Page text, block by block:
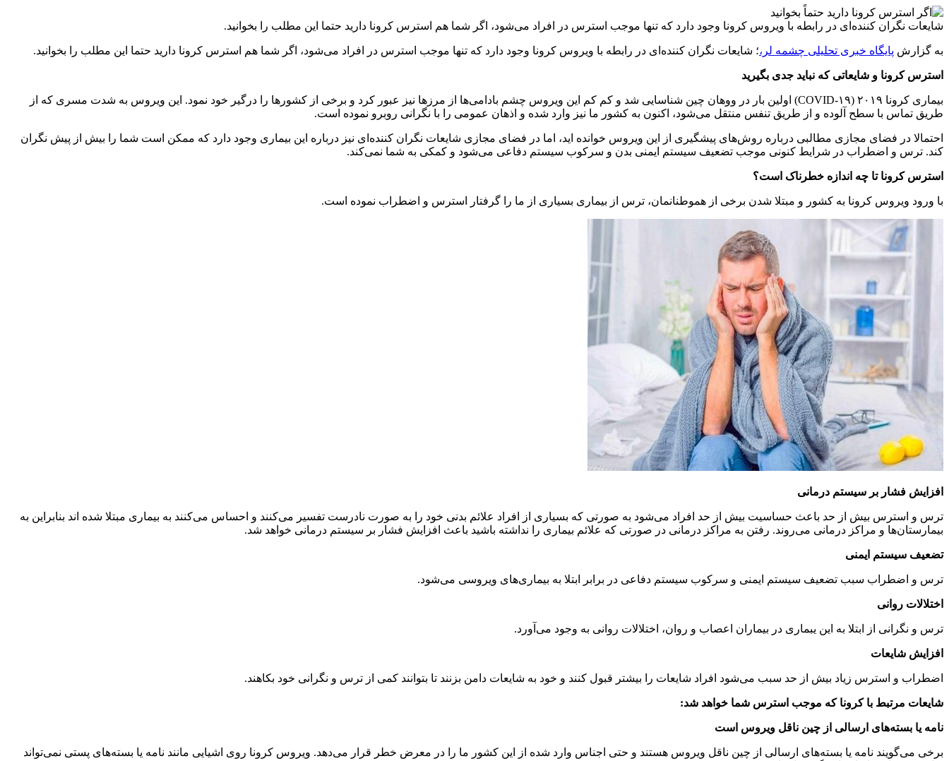
شایعات نگران کننده‌ای در رابطه با ویروس کرونا وجود دارد که تنها موجب استرس در افراد می‌شود، اگر شما هم استرس کرونا دارید حتما این مطلب را بخوانید.
به گزارش پایگاه خبری تحلیلی چشمه لر،؛ شایعات نگران کننده‌ای در رابطه با ویروس کرونا وجود دارد که تنها موجب استرس در افراد می‌شود، اگر شما هم استرس کرونا دارید حتما این مطلب را بخوانید.
استرس کرونا و شایعاتی که نباید جدی بگیرید
بیماری کرونا ۲۰۱۹ (COVID-۱۹) اولین بار در ووهان چین شناسایی شد و کم کم این ویروس چشم بادامی‌ها از مرز‌ها نیز عبور کرد و برخی از کشور‌ها را درگیر خود نمود. این ویروس به شدت مسری که از
طریق تماس با سطح آلوده و از طریق تنفس منتقل می‌شود، اکنون به کشور ما نیز وارد شده و اذهان عمومی را با نگرانی روبرو نموده است.
احتمالا در فضای مجازی مطالبی درباره روش‌های پیشگیری از این ویروس خوانده اید، اما در فضای مجازی شایعات نگران کننده‌ای نیز درباره این بیماری وجود دارد که ممکن است شما را بیش از پیش نگران
کند. ترس و اضطراب در شرایط کنونی موجب تضعیف سیستم ایمنی بدن و سرکوب سیستم دفاعی می‌شود و کمکی به شما نمی‌کند.
استرس کرونا تا چه اندازه خطرناک است؟
با ورود ویروس کرونا به کشور و مبتلا شدن برخی از هموطنانمان، ترس از بیماری بسیاری از ما را گرفتار استرس و اضطراب نموده است.
افزایش فشار بر سیستم درمانی
ترس و استرس بیش از حد باعث حساسیت بیش از حد افراد می‌شود به صورتی که بسیاری از افراد علائم بدنی خود را به صورت نادرست تفسیر می‌کنند و احساس می‌کنند به بیماری مبتلا شده اند بنابراین به
بیمارستان‌ها و مراکز درمانی می‌روند. رفتن به مراکز درمانی در صورتی که علائم بیماری را نداشته باشید باعث افزایش فشار بر سیستم درمانی خواهد شد.
تضعیف سیستم ایمنی
ترس و اضطراب سبب تضعیف سیستم ایمنی و سرکوب سیستم دفاعی در برابر ابتلا به بیماری‌های ویروسی می‌شود.
اختلالات روانی
ترس و نگرانی از ابتلا به این یبماری در بیماران اعصاب و روان، اختلالات روانی به وجود می‌آورد.
افزایش شایعات
اضطراب و استرس زیاد بیش از حد سبب می‌شود افراد شایعات را بیشتر قبول کنند و خود به شایعات دامن بزنند تا بتوانند کمی از ترس و نگرانی خود بکاهند.
شایعات مرتبط با کرونا که موجب استرس شما خواهد شد:
نامه یا بسته‌های ارسالی از چین ناقل ویروس است
برخی می‌گویند نامه یا بسته‌های ارسالی از چین ناقل ویروس هستند و حتی اجناس وارد شده از این کشور ما را در معرض خطر قرار می‌دهد. ویروس کرونا روی اشیایی مانند نامه یا بسته‌های پستی نمی‌تواند